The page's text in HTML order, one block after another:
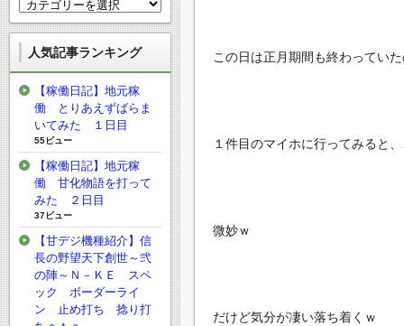
この日は正月期間も終わってい
１件目のマイホに行ってみると
微妙ｗ
だけど気分が凄い落ち着くｗ
人気記事ランキング
【稼働日記】地元稼
働 とりあえずばらま
いてみた １日目
55ビュー
【稼働日記】地元稼
働 甘化物語を打って
みた ２日目
37ビュー
【甘デジ機種紹介】信
長の野望天下創世～弐
の陣～Ｎ－ＫＥ スペ
ック ボーダーライ
ン 止め打ち 捻り打